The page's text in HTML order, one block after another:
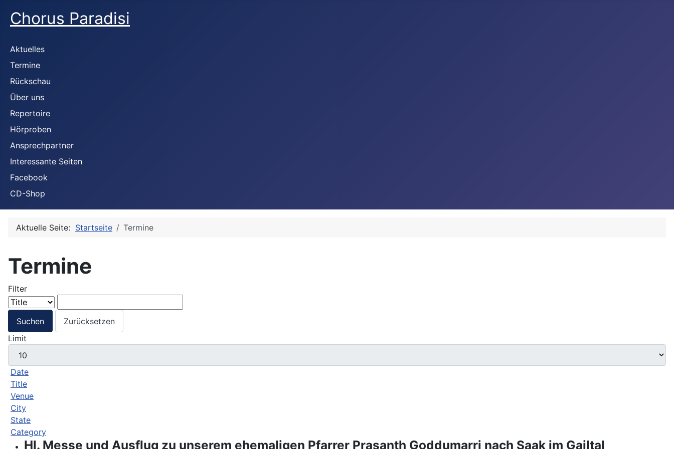
Chorus Paradisi
Aktuelles
Termine
Rückschau
Über uns
Repertoire
Hörproben
Ansprechpartner
Interessante Seiten
Facebook
CD-Shop
Aktuelle Seite: Startseite Termine
Termine
Filter
Suchen
Zurücksetzen
Limit
Date
Title
Venue
City
State
Category
Hl. Messe und Ausflug zu unserem ehemaligen Pfarrer Prasanth Goddumarri nach Saak im Gailtal